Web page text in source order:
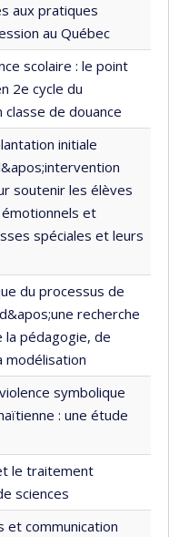
aux pratiques
au Québec
scolaire : le point
2e cycle du
de douance
initiale
soutenir les élèves
et
spéciales et leurs
du processus de
recherche
pédagogie, de
modélisation
symbolique
: une étude
le traitement
sciences
et communication